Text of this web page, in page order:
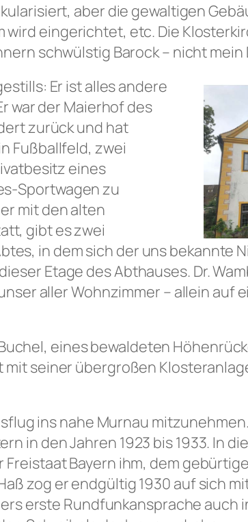
aber die gewaltigen
eingerichtet, etc. Die
schwülstig Barock – nicht mein
Er ist alles andere
war der Maierhof des
zurück und hat
Fußballfeld, zwei
eines
Sportwagen zu
mit den alten
gibt es zwei
in dem sich der uns bekannte
Etage des Abthauses. Dr.
aller Wohnzimmer – allein auf
eines bewaldeten
seiner übergroßen
ins nahe Murnau
in den Jahren 1923 bis 1933. In
Bayern ihm, dem
zog er endgültig 1930 auf sich
erste Rundfunkansprache auch